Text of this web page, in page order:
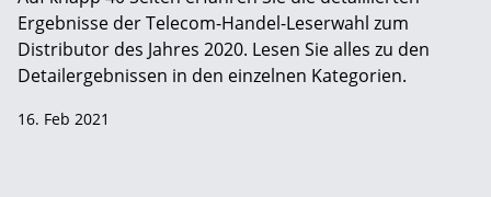
Ergebnisse der Telecom-Handel-Leserwahl zum
Distributor des Jahres 2020. Lesen Sie alles zu den
Detailergebnissen in den einzelnen Kategorien.
16. Feb 2021